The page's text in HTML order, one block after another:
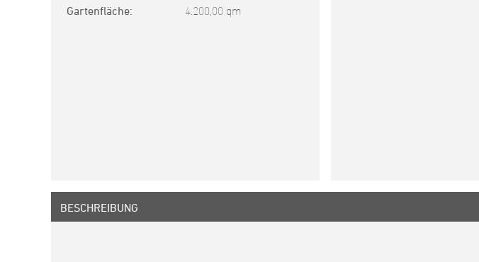
Gartenfläche
4.200,00 qm
BESCHREIBUNG